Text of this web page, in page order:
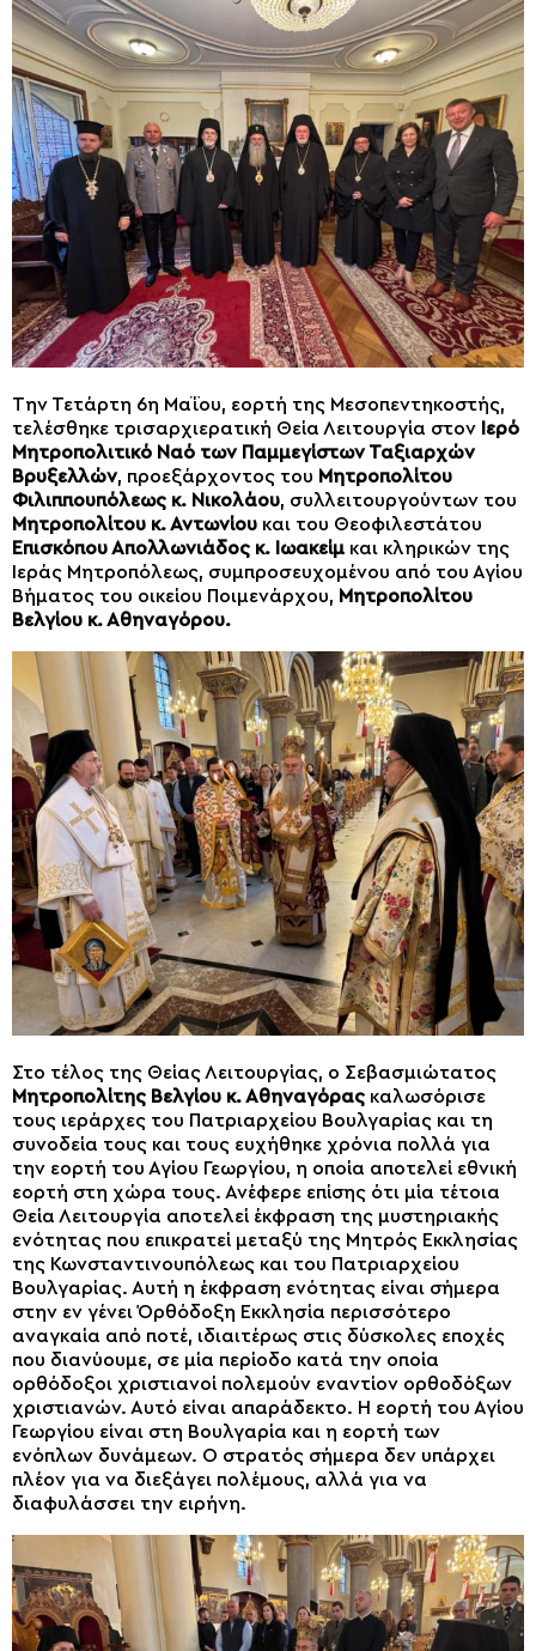
Την Τετάρτη 6η Μαΐου, εορτή της Μεσοπεντηκοστής,
τελέσθηκε τρισαρχιερατική Θεία Λειτουργία στον Ιερό
Μητροπολιτικό Ναό των Παμμεγίστων Ταξιαρχών
Βρυξελλών, προεξάρχοντος του Μητροπολίτου
Φιλιππουπόλεως κ. Νικολάου, συλλειτουργούντων του
Μητροπολίτου κ. Αντωνίου και του Θεοφιλεστάτου
Επισκόπου Απολλωνιάδος κ. Ιωακείμ και κληρικών της
Ιεράς Μητροπόλεως, συμπροσευχομένου από του Αγίου
Βήματος του οικείου Ποιμενάρχου, Μητροπολίτου
Βελγίου κ. Αθηναγόρου.
Στο τέλος της Θείας Λειτουργίας, ο Σεβασμιώτατος
Μητροπολίτης Βελγίου κ. Αθηναγόρας καλωσόρισε
τους ιεράρχες του Πατριαρχείου Βουλγαρίας και τη
συνοδεία τους και τους ευχήθηκε χρόνια πολλά για
την εορτή του Αγίου Γεωργίου, η οποία αποτελεί εθνική
εορτή στη χώρα τους. Ανέφερε επίσης ότι μία τέτοια
Θεία Λειτουργία αποτελεί έκφραση της μυστηριακής
ενότητας που επικρατεί μεταξύ της Μητρός Εκκλησίας
της Κωνσταντινουπόλεως και του Πατριαρχείου
Βουλγαρίας. Αυτή η έκφραση ενότητας είναι σήμερα
στην εν γένει Όρθόδοξη Εκκλησία περισσότερο
αναγκαία από ποτέ, ιδιαιτέρως στις δύσκολες εποχές
που διανύουμε, σε μία περίοδο κατά την οποία
ορθόδοξοι χριστιανοί πολεμούν εναντίον ορθοδόξων
χριστιανών. Αυτό είναι απαράδεκτο. Η εορτή του Αγίου
Γεωργίου είναι στη Βουλγαρία και η εορτή των
ενόπλων δυνάμεων. Ο στρατός σήμερα δεν υπάρχει
πλέον για να διεξάγει πολέμους, αλλά για να
διαφυλάσσει την ειρήνη.